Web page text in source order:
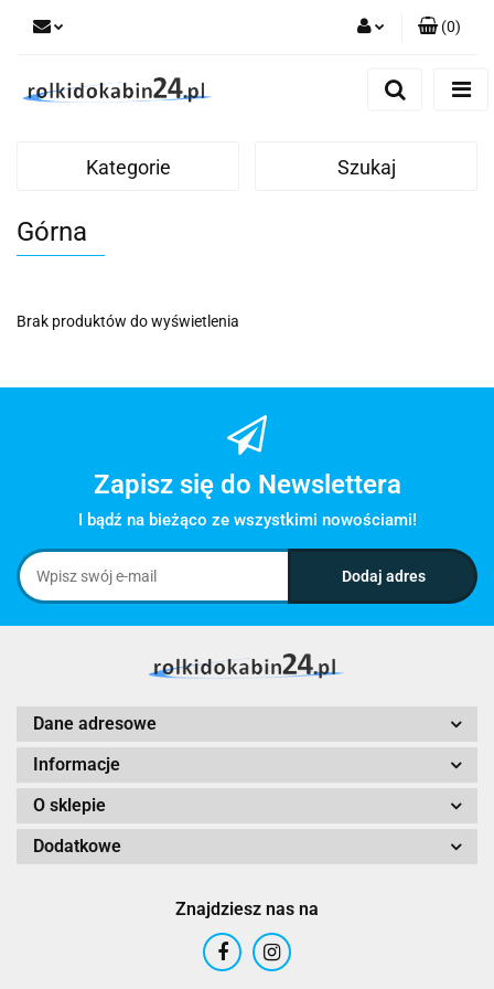
(0)
Kategorie Szukaj
Górna
Brak produktów do wyświetlenia
Zapisz się do Newslettera
I bądź na bieżąco ze wszystkimi nowościami!
Dane adresowe
Informacje
O sklepie
Dodatkowe
Znajdziesz nas na